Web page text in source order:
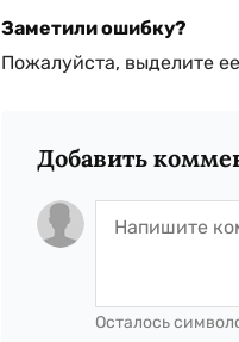
Заметили ошибку?
Пожалуйста, выделите
Добавить
Осталось